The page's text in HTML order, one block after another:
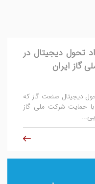
تحول دیجیتال در
گاز ایران
دیجیتال صنعت گاز که
12 و 13 آبان سال 1404، با حمایت شرکت ملی گاز